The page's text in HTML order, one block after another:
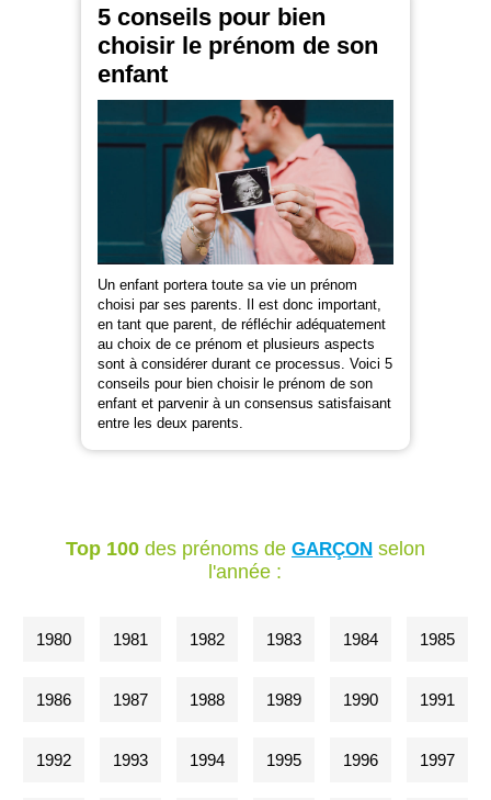
5 conseils pour bien
choisir le prénom de son
enfant
Un enfant portera toute sa vie un prénom
choisi par ses parents. Il est donc important,
en tant que parent, de réfléchir adéquatement
au choix de ce prénom et plusieurs aspects
sont à considérer durant ce processus. Voici 5
conseils pour bien choisir le prénom de son
enfant et parvenir à un consensus satisfaisant
entre les deux parents.
Top 100des prénoms de GARÇONselon
l'année :
1980 1981 1982 1983 1984 1985
1986 1987 1988 1989 1990 1991
1992 1993 1994 1995 1996 1997